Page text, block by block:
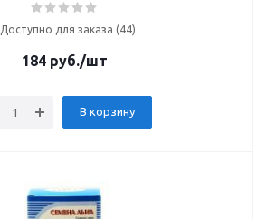
Доступно для заказа (44)
184руб./шт
В корзину